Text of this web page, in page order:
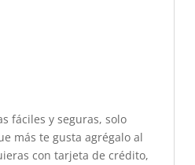
fáciles y seguras, solo
más te gusta agrégalo al
con tarjeta de crédito,